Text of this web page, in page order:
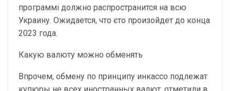
программі должно распространится на всю
Украину. Ожидается, что єто произойдет до конца
2023 года.
Какую валюту можно обменять
Впрочем, обмену по принципу инкассо подлежат